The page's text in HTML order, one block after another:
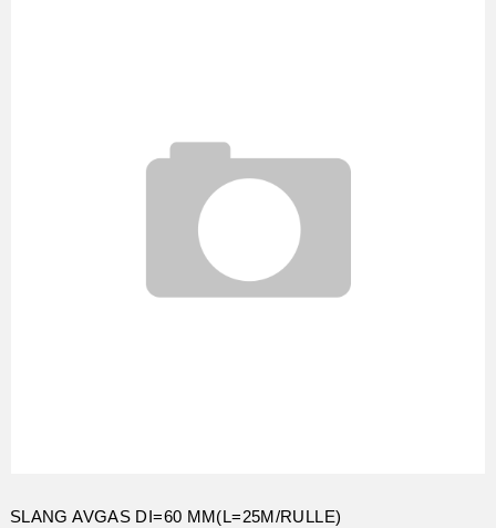
SLANG AVGAS DI=60 MM(L=25M/RULLE)